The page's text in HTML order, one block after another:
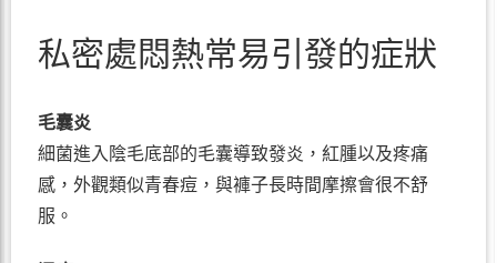
私密處悶熱常易引發的症狀
毛囊炎
細菌進入陰毛底部的毛囊導致發炎，紅腫以及疼痛
感，外觀類似青春痘，與褲子長時間摩擦會很不舒
服。